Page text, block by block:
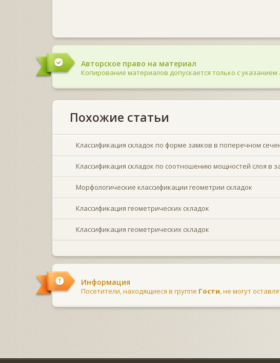
Авторское право на материал
Копирование материалов допускается только с
Похожие статьи
Классификация складок по форме замков в поперечном
Классификация складок по соотношению мощностей слоя в
Морфологические классификации геометрии складок
Классификация геометрических складок
Классификация геометрических складок
Информация
Посетители, находящиеся в группе Гости, не могут